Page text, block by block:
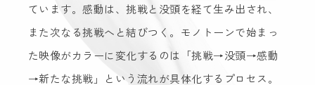
ています。感動は、挑戦と没頭を経て生み出され、
また次なる挑戦へと結びつく。モノトーンで始まっ
た映像がカラーに変化するのは「挑戦→没頭→感動
→新たな挑戦」という流れが具体化するプロセス。